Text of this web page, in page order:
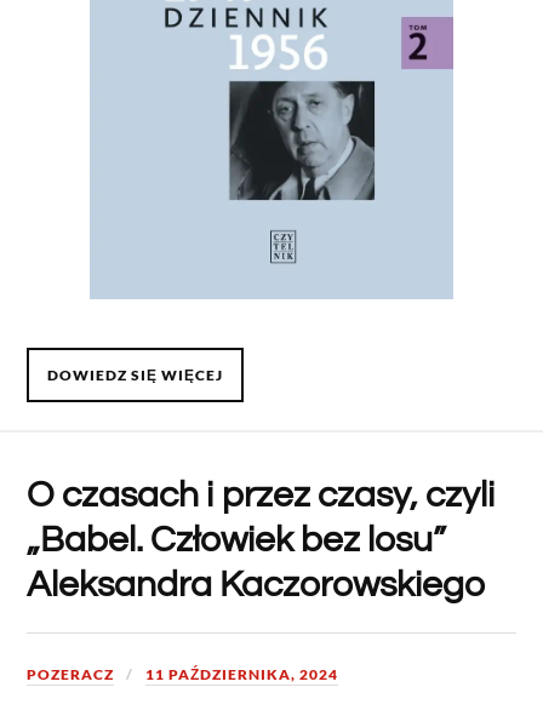
DOWIEDZ SIĘ WIĘCEJ
O czasach i przez czasy, czyli
„Babel. Człowiek bez losu”
Aleksandra Kaczorowskiego
POZERACZ 11 PAŹDZIERNIKA, 2024